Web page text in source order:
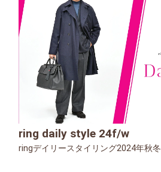
ring daily style 24f/w
ringデイリースタイリング2024年秋冬